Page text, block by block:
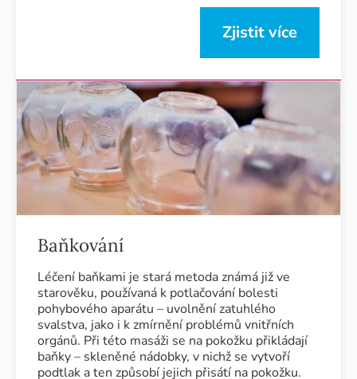
Zjistit více
Baňkování
Léčení baňkami je stará metoda známá již ve
starověku, používaná k potlačování bolesti
pohybového aparátu – uvolnění zatuhlého
svalstva, jako i k zmírnění problémů vnitřních
orgánů. Při této masáži se na pokožku přikládají
baňky – skleněné nádobky, v nichž se vytvoří
podtlak a ten způsobí jejich přisátí na pokožku.